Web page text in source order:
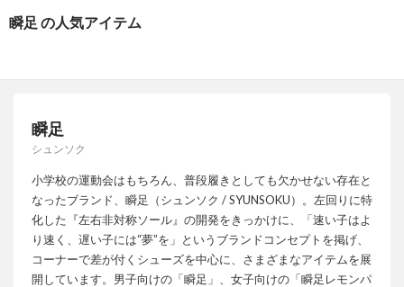
瞬足 の人気アイテム
瞬足
シュンソク
小学校の運動会はもちろん、普段履きとしても欠かせない存在と
なったブランド、瞬足（シュンソク / SYUNSOKU）。左回りに特
化した『左右非対称ソール』の開発をきっかけに、「速い子はよ
り速く、遅い子には“夢”を」というブランドコンセプトを掲げ、
コーナーで差が付くシューズを中心に、さまざまなアイテムを展
開しています。男子向けの「瞬足」、女子向けの「瞬足レモンパ